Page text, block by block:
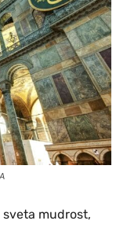
mudrost,